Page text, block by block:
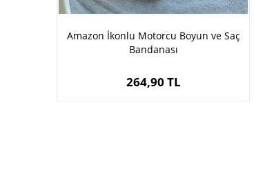
Amazon İkonlu Motorcu Boyun ve Saç
Bandanası
264,90 TL